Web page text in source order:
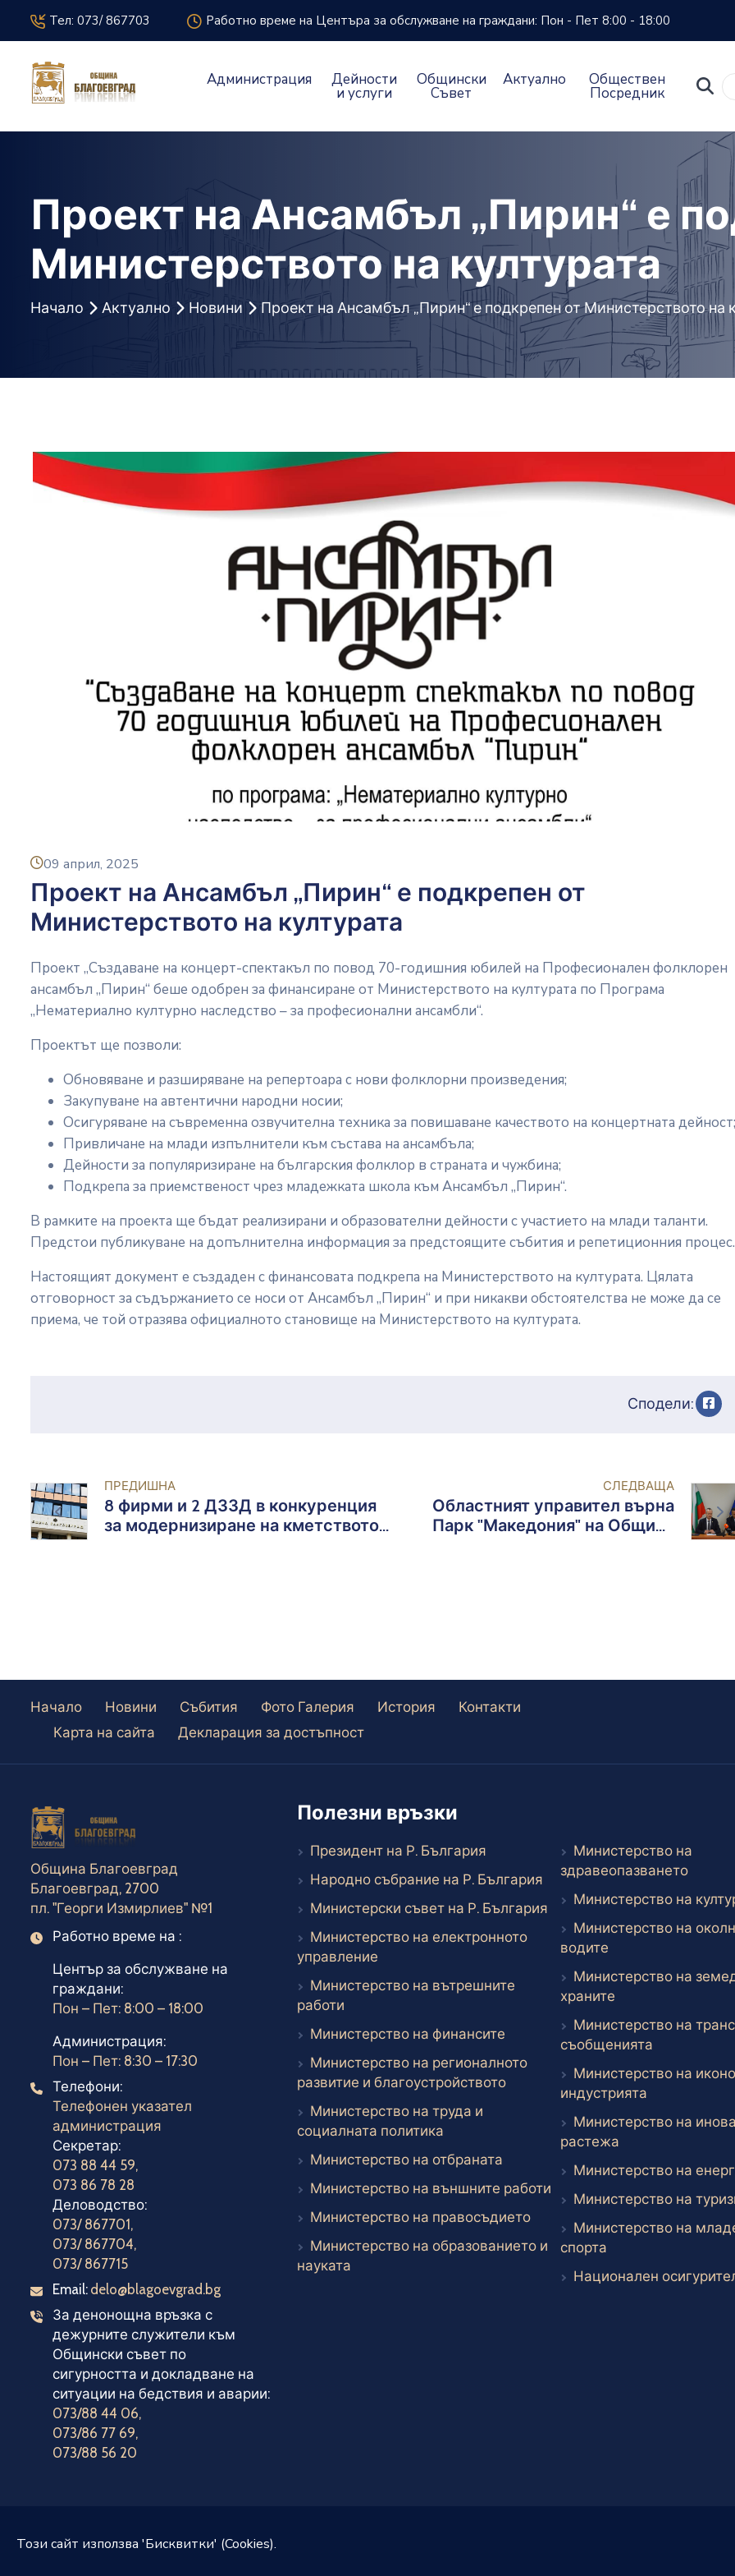
icon
Тел: 073/ 867703 icon
Работно време на Центъра за обслужване на граждани: Пон - Пет 8:00 - 18:00
Администрация Дейности
и услуги
Общински
Съвет
Актуално Обществен
Посредник
Проект на Ансамбъл „Пирин“ е
Министерството на културата
Начало Актуално Новини Проект на Ансамбъл „Пирин“ е подкрепен от Министерството на
icon
09 април, 2025
Проект на Ансамбъл „Пирин“ е подкрепен от
Министерството на културата
Проект „Създаване на концерт-спектакъл по повод 70-годишния юбилей на Професионален фолклорен
ансамбъл „Пирин“ беше одобрен за финансиране от Министерството на културата по Програма
„Нематериално културно наследство – за професионални ансамбли“.
Проектът ще позволи:
Обновяване и разширяване на репертоара с нови фолклорни произведения;
Закупуване на автентични народни носии;
Осигуряване на съвременна озвучителна техника за повишаване качеството на концертната дейност;
Привличане на млади изпълнители към състава на ансамбъла;
Дейности за популяризиране на българския фолклор в страната и чужбина;
Подкрепа за приемственост чрез младежката школа към Ансамбъл „Пирин“.
В рамките на проекта ще бъдат реализирани и образователни дейности с участието на млади таланти.
Предстои публикуване на допълнителна информация за предстоящите събития и репетиционния процес.
Настоящият документ е създаден с финансовата подкрепа на Министерството на културата. Цялата
отговорност за съдържанието се носи от Ансамбъл „Пирин“ и при никакви обстоятелства не може да се
приема, че той отразява официалното становище на Министерството на културата.
Сподели:
ПРЕДИШНА
8 фирми и 2 ДЗЗД в конкуренция
за модернизиране на кметството
СЛЕДВАЩА
Областният управител върна
Парк "Македония" на Община
Начало Новини Събития Фото Галерия История
Контакти
Карта на сайта
Декларация за достъпност
Община Благоевград
Благоевград, 2700
пл. "Георги Измирлиев" №1
Работно време
Работно време на :
Център за обслужване на
граждани:
Пон – Пет: 8:00 – 18:00
Администрация:
Пон – Пет: 8:30 – 17:30
Телефони
Телефони:
Телефонен указател
администрация
Секретар:
073 88 44 59,
073 86 78 28
Деловодство:
073/ 867701,
073/ 867704,
073/ 867715
Електронна поща
Email: delo@blagoevgrad.bg
Телефони за денонощна връзка
За денонощна връзка с
дежурните служители към
Общински съвет по
сигурността и докладване на
ситуации на бедствия и аварии:
073/88 44 06,
073/86 77 69,
073/88 56 20
Полезни връзки
Президент на Р. България Външен линк
Народно събрание на Р. България Външен линк
Министерски съвет на Р. България Външен линк
Министерство на електронното
управление
Министерство на вътрешните
работи
Министерство на финансите Външен линк
Министерство на регионалното
развитие и благоустройствотоВъншен линк
Министерство на труда и
социалната политика
Министерство на отбраната
Министерство на външните работи
Министерство на правосъдиетоВъншен линк
Министерство на образованието и
науката
Министерство на
здравеопазването
Министерство на
Министерство на
водитеВъншен линк
Министерство на
хранитеВъншен линк
Министерство на
съобщениятаВъншен линк
Министерство на
индустриятаВъншен линк
Министерство на
растежаВъншен линк
Министерство на
Министерство на
Министерство на
спортаВъншен линк
Национален
Този сайт използва 'Бисквитки' (Cookies).